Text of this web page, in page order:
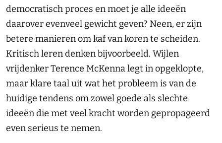
democratisch proces en moet je alle ideeën
daarover evenveel gewicht geven? Neen, er zijn
betere manieren om kaf van koren te scheiden.
Kritisch leren denken bijvoorbeeld. Wijlen
vrijdenker Terence McKenna legt in opgeklopte,
maar klare taal uit wat het probleem is van de
huidige tendens om zowel goede als slechte
ideeën die met veel kracht worden gepropageerd
even serieus te nemen.